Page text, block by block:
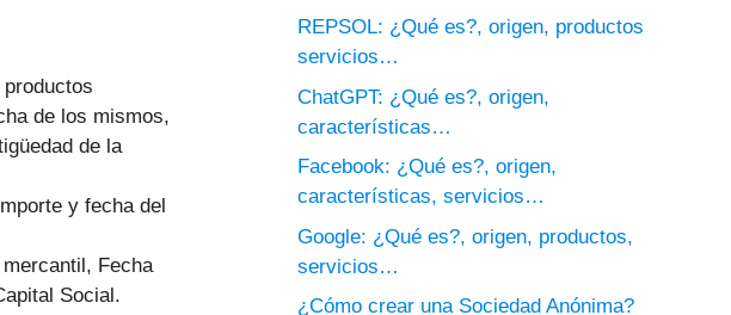
de los mismos,
de la
y fecha del
Fecha
Social.
REPSOL: ¿Qué es?, origen, productos
servicios…
ChatGPT: ¿Qué es?, origen,
características…
Facebook: ¿Qué es?, origen,
características, servicios…
Google: ¿Qué es?, origen, productos,
servicios…
¿Cómo crear una Sociedad Anónima?